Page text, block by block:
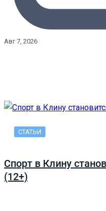
Авг 7, 2026
СТАТЬИ
Спорт в Клину
(12+)